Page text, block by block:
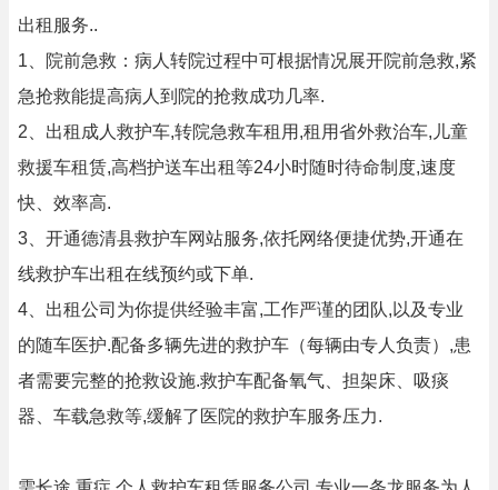
出租服务..
1、院前急救：病人转院过程中可根据情况展开院前急救,紧
急抢救能提高病人到院的抢救成功几率.
2、出租成人救护车,转院急救车租用,租用省外救治车,儿童
救援车租赁,高档护送车出租等24小时随时待命制度,速度
快、效率高.
3、开通德清县救护车网站服务,依托网络便捷优势,开通在
线救护车出租在线预约或下单.
4、出租公司为你提供经验丰富,工作严谨的团队,以及专业
的随车医护.配备多辆先进的救护车（每辆由专人负责）,患
者需要完整的抢救设施.救护车配备氧气、担架床、吸痰
器、车载急救等,缓解了医院的救护车服务压力.